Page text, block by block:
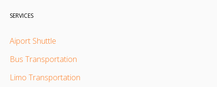
SERVICES
Aiport Shuttle
Bus Transportation
Limo Transportation